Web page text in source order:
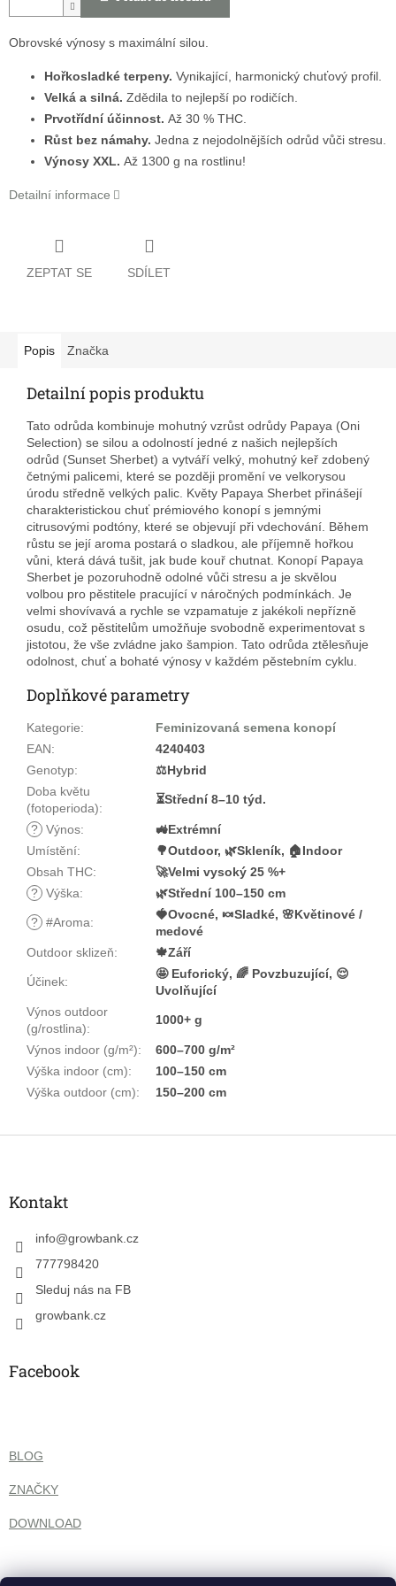
Obrovské výnosy s maximální silou.
Hořkosladké terpeny. Vynikající, harmonický chuťový profil.
Velká a silná. Zdědila to nejlepší po rodičích.
Prvotřídní účinnost. Až 30 % THC.
Růst bez námahy. Jedna z nejodolnějších odrůd vůči stresu.
Výnosy XXL. Až 1300 g na rostlinu!
Detailní informace
ZEPTAT SE SDÍLET
Popis Značka
Detailní popis produktu
Tato odrůda kombinuje mohutný vzrůst odrůdy Papaya (Oni
Selection) se silou a odolností jedné z našich nejlepších
odrůd (Sunset Sherbet) a vytváří velký, mohutný keř zdobený
četnými palicemi, které se později promění ve velkorysou
úrodu středně velkých palic. Květy Papaya Sherbet přinášejí
charakteristickou chuť prémiového konopí s jemnými
citrusovými podtóny, které se objevují při vdechování. Během
růstu se její aroma postará o sladkou, ale příjemně hořkou
vůni, která dává tušit, jak bude kouř chutnat. Konopí Papaya
Sherbet je pozoruhodně odolné vůči stresu a je skvělou
volbou pro pěstitele pracující v náročných podmínkách. Je
velmi shovívavá a rychle se vzpamatuje z jakékoli nepřízně
osudu, což pěstitelům umožňuje svobodně experimentovat s
jistotou, že vše zvládne jako šampion. Tato odrůda ztělesňuje
odolnost, chuť a bohaté výnosy v každém pěstebním cyklu.
Doplňkové parametry
Kategorie:
Feminizovaná semena konopí
EAN:
4240403
Genotyp:
⚖️Hybrid
Doba květu
(fotoperioda):
⏳Střední 8–10 týd.
? Výnos:
🚜Extrémní
Umístění:
🌳Outdoor, 🌿Skleník, 🏠Indoor
Obsah THC:
🚀Velmi vysoký 25 %+
? Výška: 🌿Střední 100–150 cm
? #Aroma:
🍓Ovocné, 🍬Sladké, 🌸Květinové /
medové
Outdoor sklizeň: 🍁Září
Účinek:
🤩 Euforický, 🌈 Povzbuzující, 😌
Uvolňující
Výnos outdoor
(g/rostlina):
1000+ g
Výnos indoor (g/m²):
600–700 g/m²
Výška indoor (cm):
100–150 cm
Výška outdoor (cm): 150–200 cm
Z
Kontakt
info@growbank.cz
777798420
Sleduj nás na FB
growbank.cz
Facebook
BLOG
ZNAČKY
DOWNLOAD